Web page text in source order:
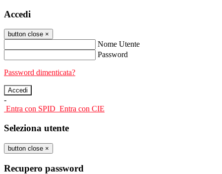
Accedi
button close ×
Nome Utente
Password
Password dimenticata?
-
Entra con SPID Entra con CIE
Seleziona utente
button close ×
Recupero password